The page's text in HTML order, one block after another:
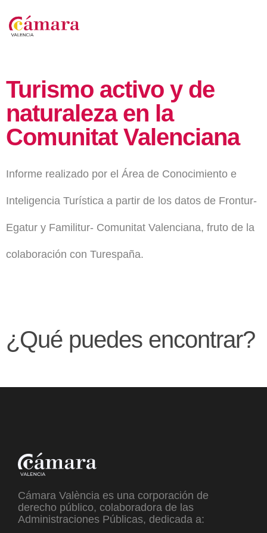
Turismo activo y de
naturaleza en la
Comunitat Valenciana
Informe realizado por el Área de Conocimiento e
Inteligencia Turística a partir de los datos de Frontur-
Egatur y Familitur- Comunitat Valenciana, fruto de la
colaboración con Turespaña.
¿Qué puedes encontrar?
Cámara València es una corporación de
derecho público, colaboradora de las
Administraciones Públicas, dedicada a: